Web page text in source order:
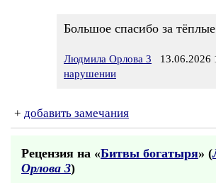
Большое спасибо за
Людмила Орлова 3 13.06.2026
нарушении
+ добавить замечания
Рецензия на «Битвы богатыря» (
Орлова 3)